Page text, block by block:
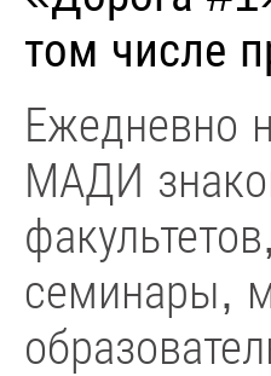
том числе
Ежедневно
МАДИ
семинары,